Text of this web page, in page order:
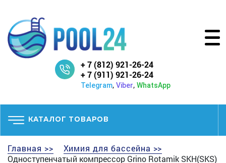
+ 7 (812) 921-26-24
+ 7 (911) 921-26-24
Telegram, Viber, WhatsApp
КАТАЛОГ ТОВАРОВ
Главная >>
Химия для бассейна >>
Одноступенчатый компрессор Grino Rotamik SKH(SKS)